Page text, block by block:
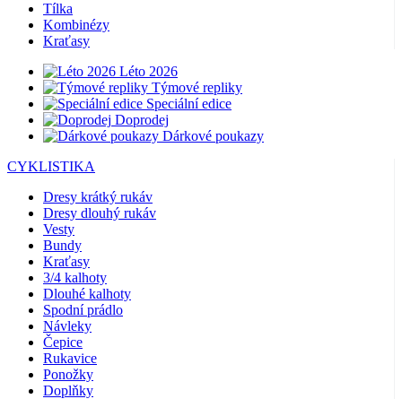
Tílka
Kombinézy
Kraťasy
Léto 2026
Týmové repliky
Speciální edice
Doprodej
Dárkové poukazy
CYKLISTIKA
Dresy krátký rukáv
Dresy dlouhý rukáv
Vesty
Bundy
Kraťasy
3/4 kalhoty
Dlouhé kalhoty
Spodní prádlo
Návleky
Čepice
Rukavice
Ponožky
Doplňky